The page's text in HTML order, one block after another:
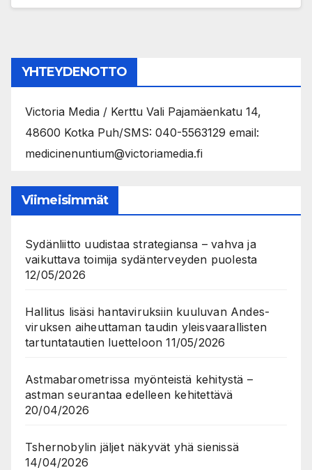
YHTEYDENOTTO
Victoria Media / Kerttu Vali Pajamäenkatu 14,
48600 Kotka Puh/SMS: 040-5563129 email:
medicinenuntium@victoriamedia.fi
Viimeisimmät
Sydänliitto uudistaa strategiansa – vahva ja
vaikuttava toimija sydänterveyden puolesta
12/05/2026
Hallitus lisäsi hantaviruksiin kuuluvan Andes-
viruksen aiheuttaman taudin yleisvaarallisten
tartuntatautien luetteloon 11/05/2026
Astmabarometrissa myönteistä kehitystä –
astman seurantaa edelleen kehitettävä
20/04/2026
Tshernobylin jäljet näkyvät yhä sienissä
14/04/2026